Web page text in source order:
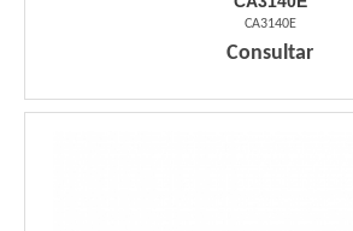
CA3140E
Consultar